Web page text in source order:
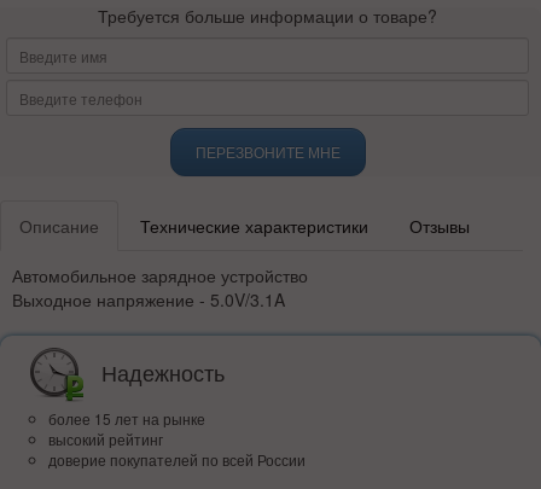
Требуется больше информации о товаре?
ПЕРЕЗВОНИТЕ МНЕ
Описание Технические характеристики Отзывы
Автомобильное зарядное устройство
Выходное напряжение - 5.0V/3.1A
Надежность
более 15 лет на рынке
высокий рейтинг
доверие покупателей по всей России